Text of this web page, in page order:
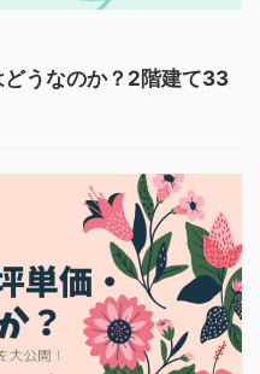
うなのか？2階建て33